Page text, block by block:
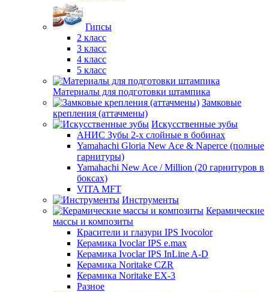
Гипсы
2 класс
3 класс
4 класс
5 класс
Материалы для подготовки штампика
Замковые
крепления (аттачмены)
Искусственные зубы
АНИС Зубы 2-х слойные в бобинах
Yamahachi Gloria New Ace & Naperce (полные
гарнитуры)
Yamahachi New Ace / Million (20 гарнитуров в
боксах)
VITA MFT
Инструменты
Керамические
массы и композиты
Красители и глазури IPS Ivocolor
Керамика Ivoclar IPS e.max
Керамика Ivoclar IPS InLine A-D
Керамика Noritake CZR
Керамика Noritake EX-3
Разное